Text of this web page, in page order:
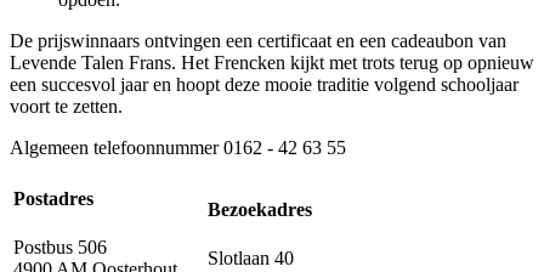
De prijswinnaars ontvingen een certificaat en een cadeaubon van
Levende Talen Frans. Het Frencken kijkt met trots terug op opnieuw
een succesvol jaar en hoopt deze mooie traditie volgend schooljaar
voort te zetten.
Algemeen telefoonnummer0162 - 42 63 55
Postadres
Postbus 506
Bezoekadres
Slotlaan 40